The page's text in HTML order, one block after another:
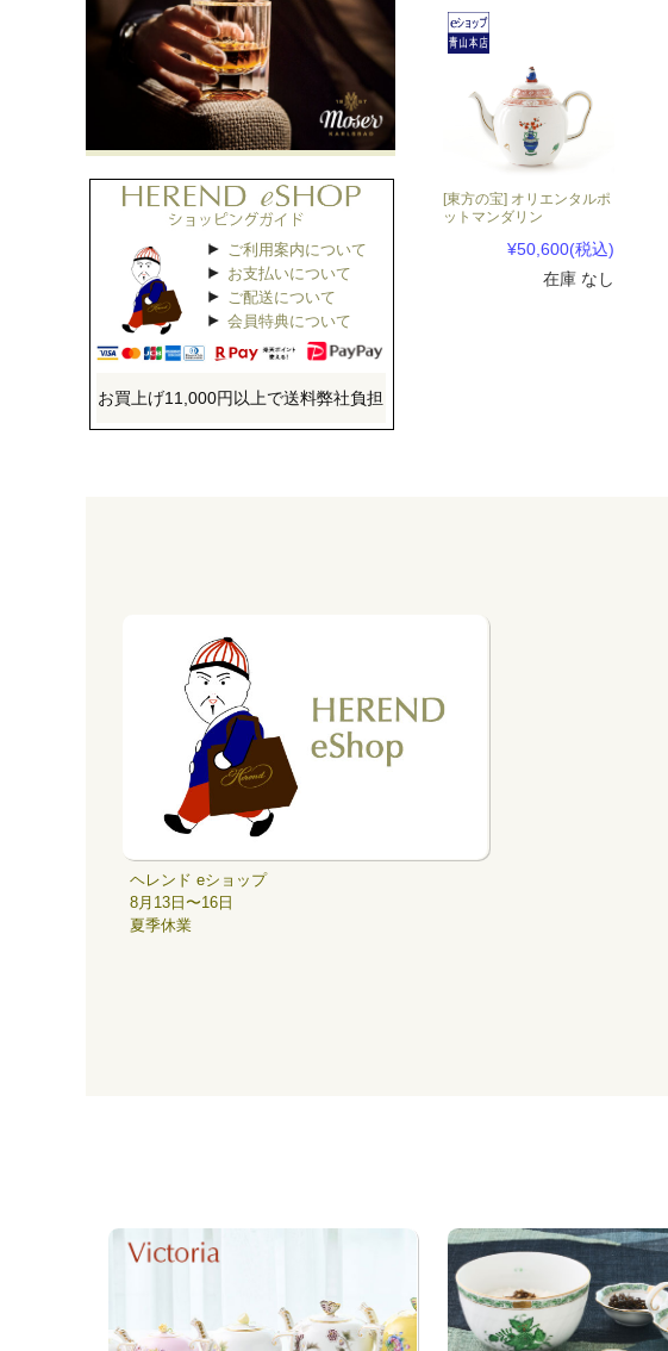
[東方の宝] オリエンタルポ
ットマンダリン
¥50,600(税込)
在庫 なし
ご利用案内について
お支払いについて
ご配送について
会員特典について
お買上げ11,000円以上で送料弊社負担
ヘレンド eショップ
8月13日〜16日
夏季休業